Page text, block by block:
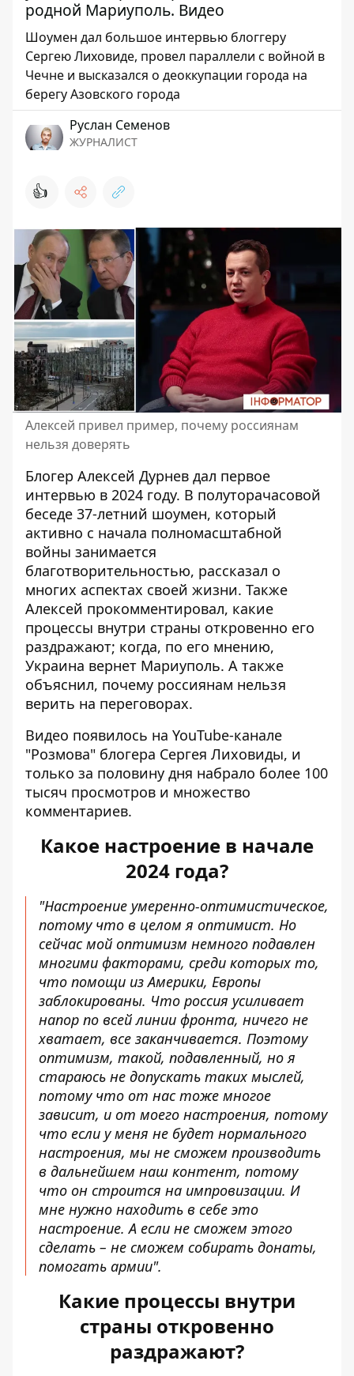
родной Мариуполь. Видео
Шоумен дал большое интервью блоггеру
Сергею Лиховиде, провел параллели с войной в
Чечне и высказался о деоккупации города на
берегу Азовского города
Руслан Семенов
ЖУРНАЛИСТ
👍
Алексей привел пример, почему россиянам
нельзя доверять
Блогер Алексей Дурнев дал первое
интервью в 2024 году. В полуторачасовой
беседе 37-летний шоумен, который
активно с начала полномасштабной
войны занимается
благотворительностью, рассказал о
многих аспектах своей жизни. Также
Алексей прокомментировал, какие
процессы внутри страны откровенно его
раздражают; когда, по его мнению,
Украина вернет Мариуполь. А также
объяснил, почему россиянам нельзя
верить на переговорах.
Видео появилось на YouTube-канале
"Розмова" блогера Сергея Лиховиды, и
только за половину дня набрало более 100
тысяч просмотров и множество
комментариев.
Какое настроение в начале
2024 года?
"Настроение умеренно-оптимистическое,
потому что в целом я оптимист. Но
сейчас мой оптимизм немного подавлен
многими факторами, среди которых то,
что помощи из Америки, Европы
заблокированы. Что россия усиливает
напор по всей линии фронта, ничего не
хватает, все заканчивается. Поэтому
оптимизм, такой, подавленный, но я
стараюсь не допускать таких мыслей,
потому что от нас тоже многое
зависит, и от моего настроения, потому
что если у меня не будет нормального
настроения, мы не сможем производить
в дальнейшем наш контент, потому
что он строится на импровизации. И
мне нужно находить в себе это
настроение. А если не сможем этого
сделать – не сможем собирать донаты,
помогать армии".
Какие процессы внутри
страны откровенно
раздражают?